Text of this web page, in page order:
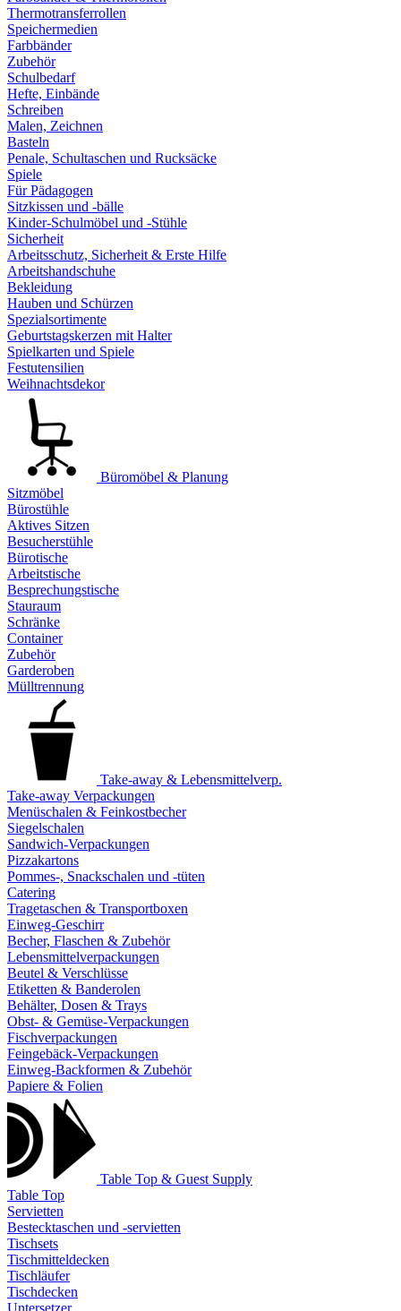
Thermotransferrollen
Speichermedien
Farbbänder
Zubehör
Schulbedarf
Hefte, Einbände
Schreiben
Malen, Zeichnen
Basteln
Penale, Schultaschen und Rucksäcke
Spiele
Für Pädagogen
Sitzkissen und -bälle
Kinder-Schulmöbel und -Stühle
Sicherheit
Arbeitsschutz, Sicherheit & Erste Hilfe
Arbeitshandschuhe
Bekleidung
Hauben und Schürzen
Spezialsortimente
Geburtstagskerzen mit Halter
Spielkarten und Spiele
Festutensilien
Weihnachtsdekor
Büromöbel & Planung
Sitzmöbel
Bürostühle
Aktives Sitzen
Besucherstühle
Bürotische
Arbeitstische
Besprechungstische
Stauraum
Schränke
Container
Zubehör
Garderoben
Mülltrennung
Take-away & Lebensmittelverp.
Take-away Verpackungen
Menüschalen & Feinkostbecher
Siegelschalen
Sandwich-Verpackungen
Pizzakartons
Pommes-, Snackschalen und -tüten
Catering
Tragetaschen & Transportboxen
Einweg-Geschirr
Becher, Flaschen & Zubehör
Lebensmittelverpackungen
Beutel & Verschlüsse
Etiketten & Banderolen
Behälter, Dosen & Trays
Obst- & Gemüse-Verpackungen
Fischverpackungen
Feingebäck-Verpackungen
Einweg-Backformen & Zubehör
Papiere & Folien
Table Top & Guest Supply
Table Top
Servietten
Bestecktaschen und -servietten
Tischsets
Tischmitteldecken
Tischläufer
Tischdecken